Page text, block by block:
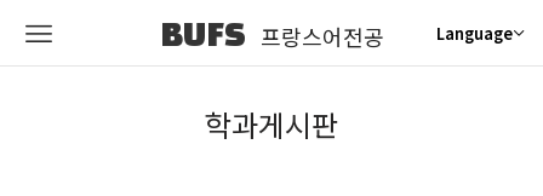
BUFS 프랑스어전공 Language
학과게시판